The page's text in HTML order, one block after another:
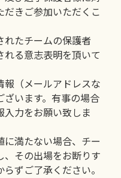
だきご参加いただくこ
れたチームの保護者
る意志表明を頂いて
報（メールアドレスな
ざいます。有事の場合
入力をお願い致しま
満たない場合、チー
、その出場をお断りす
ずご了承ください。